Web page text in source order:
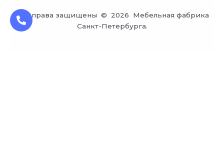
Все права защищены © 2026 Мебельная фабрика
Санкт-Петербурга.